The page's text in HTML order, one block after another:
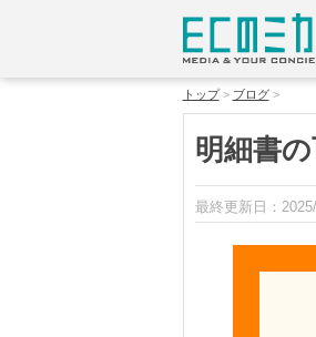
トップ ブログ
明細書
最終更新日：